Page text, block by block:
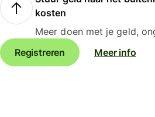
kosten
Meer doen met je geld,
Registreren
Meer info